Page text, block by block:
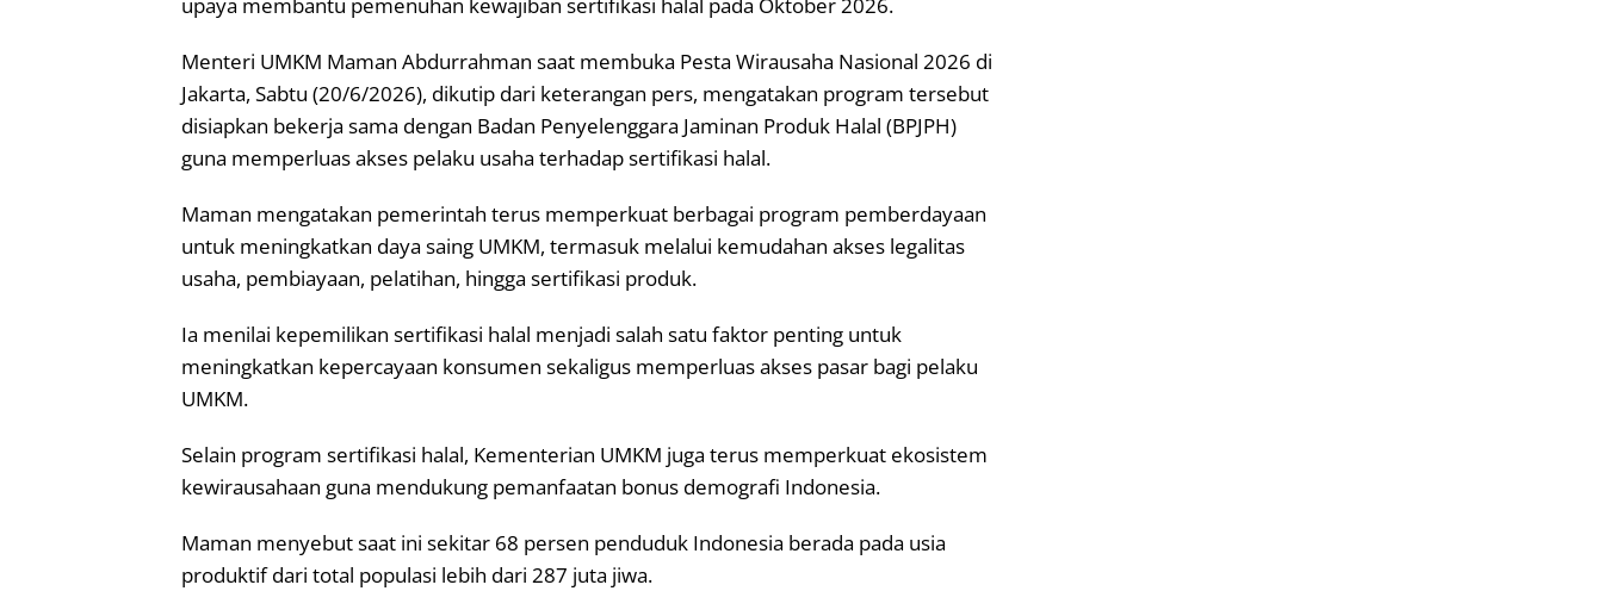
upaya membantu pemenuhan kewajiban sertifikasi halal pada Oktober 2026.
Menteri UMKM Maman Abdurrahman saat membuka Pesta Wirausaha Nasional 2026 di
Jakarta, Sabtu (20/6/2026), dikutip dari keterangan pers, mengatakan program tersebut
disiapkan bekerja sama dengan Badan Penyelenggara Jaminan Produk Halal (BPJPH)
guna memperluas akses pelaku usaha terhadap sertifikasi halal.
Maman mengatakan pemerintah terus memperkuat berbagai program pemberdayaan
untuk meningkatkan daya saing UMKM, termasuk melalui kemudahan akses legalitas
usaha, pembiayaan, pelatihan, hingga sertifikasi produk.
Ia menilai kepemilikan sertifikasi halal menjadi salah satu faktor penting untuk
meningkatkan kepercayaan konsumen sekaligus memperluas akses pasar bagi pelaku
UMKM.
Selain program sertifikasi halal, Kementerian UMKM juga terus memperkuat ekosistem
kewirausahaan guna mendukung pemanfaatan bonus demografi Indonesia.
Maman menyebut saat ini sekitar 68 persen penduduk Indonesia berada pada usia
produktif dari total populasi lebih dari 287 juta jiwa.